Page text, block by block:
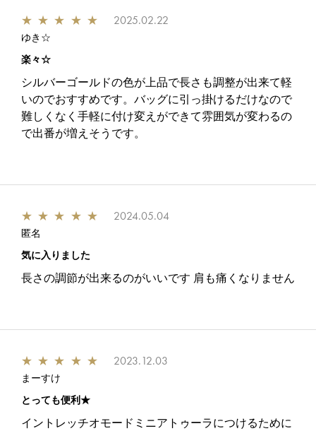
★ ★ ★ ★ ★ 2025.02.22
ゆき☆
楽々☆
シルバーゴールドの色が上品で長さも調整が出来て軽
いのでおすすめです。バッグに引っ掛けるだけなので
難しくなく手軽に付け変えができて雰囲気が変わるの
で出番が増えそうです。
★ ★ ★ ★ ★ 2024.05.04
匿名
気に入りました
長さの調節が出来るのがいいです 肩も痛くなりません
★ ★ ★ ★ ★ 2023.12.03
まーすけ
とっても便利★
イントレッチオモードミニアトゥーラにつけるために